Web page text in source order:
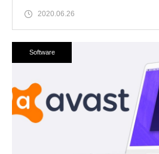
2020.06.26
Software